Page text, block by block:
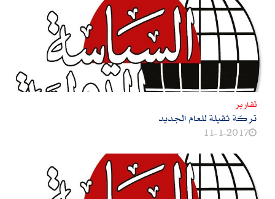
تقارير
تركة ثقيلة للعام الجديد
11-1-2017